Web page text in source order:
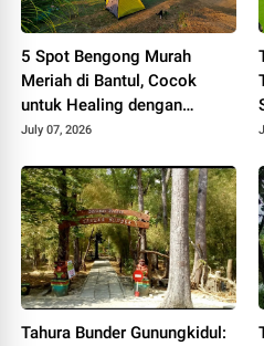
5 Spot Bengong Murah
Meriah di Bantul, Cocok
untuk Healing dengan
Suasana Alam yang Tenang
July 07, 2026
Tahura Bunder Gunungkidul: